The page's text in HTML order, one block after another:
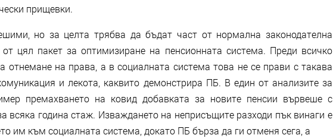
прищевки.
но за целта трябва да бъдат част от нормална законодателна
цял пакет за оптимизиране на пенсионната система. Преди всичко
отнемане на права, а в социалната система това не се прави с такава
и лекота, каквито демонстрира ПБ. В един от анализите за
премахването на ковид добавката за новите пенсии вървеше с
всяка година стаж. Изваждането на неприсъщите разходи пък винаги е
им към социалната система, докато ПБ бърза да ги отменя сега, а